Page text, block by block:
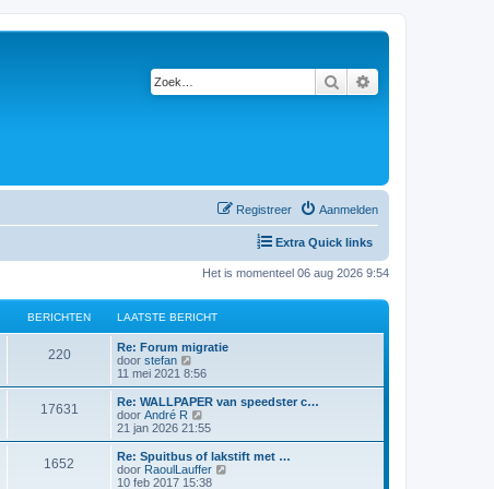
Zoek
Aanmelden
Registreer
Extra Quick links
Het is momenteel 06 aug 2026 9:54
BERICHTEN LAATSTE BERICHT
220B
r
i
c
L
a
a
t
s
t
e
e
r
i
Re: Forum migratie
door stefan
e
k
i
j
k
a
t
11 mei 2021 8:56
17631
L
a
a
t
s
t
e
Re: WALLPAPER van speedster c…
door André R
e
k
i
j
k
21 jan 2026 21:55
1652
L
a
a
Re: Spuitbus of lakstift met …
door RaoulLauffer
10 feb 2017 15:38